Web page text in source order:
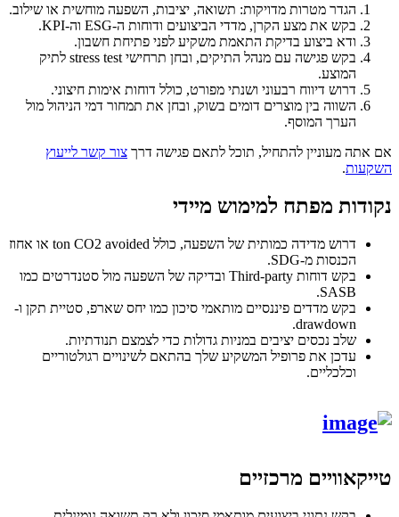
הגדר מטרות מדויקות: תשואה, יציבות, השפעה מוחשית או שילוב.
בקש את מצע הקרן, מדדי הביצועים ודוחות ה-ESG וה-KPI.
ודא ביצוע בדיקת התאמת משקיע לפני פתיחת חשבון.
בקש פגישה עם מנהל התיקים, ובחן תרחישי stress test לתיק
המוצע.
דרוש דיווח רבעוני ושנתי מפורט, כולל דוחות אימות חיצוני.
השווה בין מוצרים דומים בשוק, ובחן את תמחור דמי הניהול מול
הערך המוסף.
אם אתה מעוניין להתחיל, תוכל לתאם פגישה דרך צור קשר לייעוץ
השקעות.
נקודות מפתח למימוש מיידי
דרוש מדידה כמותית של השפעה, כולל ton CO2 avoided או אחוז
הכנסות מ-SDG.
בקש דוחות Third-party ובדיקה של השפעה מול סטנדרטים כמו
SASB.
בקש מדדים פיננסיים מותאמי סיכון כמו יחס שארפ, סטיית תקן ו-
drawdown.
שלב נכסים יציבים במניות גדולות כדי לצמצם תנודתיות.
עדכן את פרופיל המשקיע שלך בהתאם לשינויים רגולטוריים
וכלכליים.
טייקאוויים מרכזיים